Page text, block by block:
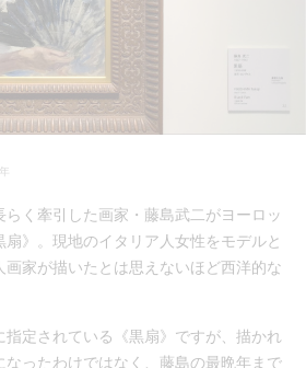
らく牽引した画家・藤島武二がヨーロッ
》。現地のイタリア人女性をモデルと
画家が描いたとは思えないほど西洋的な
定されている《黒扇》ですが、描かれ
なったわけではなく、藤島の最晩年まで